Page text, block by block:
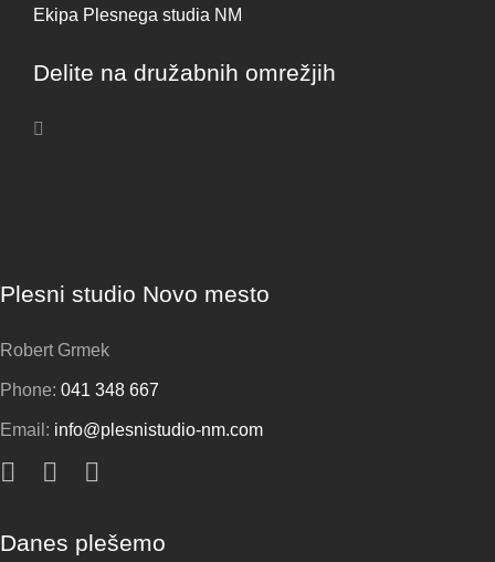
Ekipa Plesnega studia NM
Delite na družabnih omrežjih
Plesni studio Novo mesto
Robert Grmek
Phone: 041 348 667
Email: info@plesnistudio-nm.com
Danes plešemo